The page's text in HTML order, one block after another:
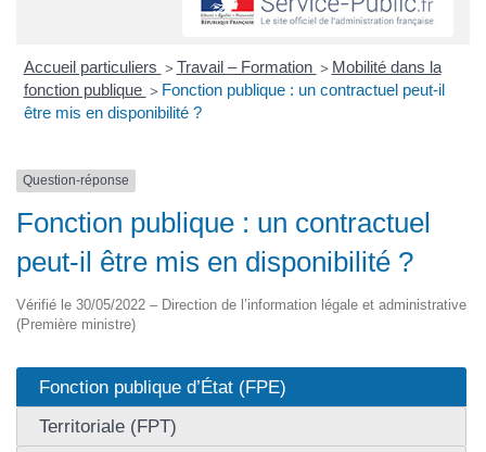
Accueil particuliers > Travail – Formation > Mobilité dans la
fonction publique > Fonction publique : un contractuel peut-il
être mis en disponibilité ?
Question-réponse
Fonction publique : un contractuel
peut-il être mis en disponibilité ?
Vérifié le 30/05/2022 – Direction de l’information légale et administrative
(Première ministre)
Fonction publique d’État (FPE)
Territoriale (FPT)